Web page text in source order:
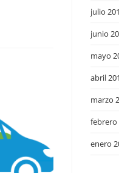
julio
junio
mayo
abril
marzo
febrero
enero